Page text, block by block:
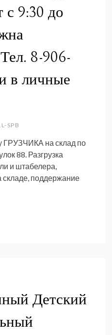
с 9:30 до
8-906-
в личные
SPB
ГРУЗЧИКА на склад по
88. Разгрузка
и штабелера,
поддержание
Детский